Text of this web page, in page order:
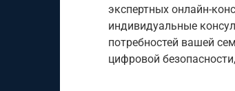
экспертных онлайн-
индивидуальные
потребностей вашей
цифровой